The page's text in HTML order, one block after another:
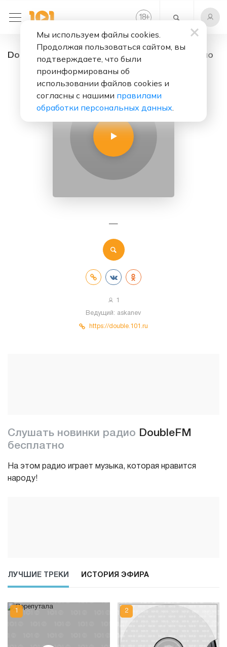
18+
DoubleFM - радио онлайн. Слушать бесплатно
—
1
Ведущий: askanev
https://double.101.ru
Слушать новинки радио DoubleFM
бесплатно
На этом радио играет музыка, которая нравится
народу!
ЛУЧШИЕ ТРЕКИ ИСТОРИЯ ЭФИРА
Мы используем файлы cookies.
Продолжая пользоваться сайтом, вы
подтверждаете, что были
проинформированы об
использовании файлов cookies и
согласны с нашими правилами
обработки персональных данных.